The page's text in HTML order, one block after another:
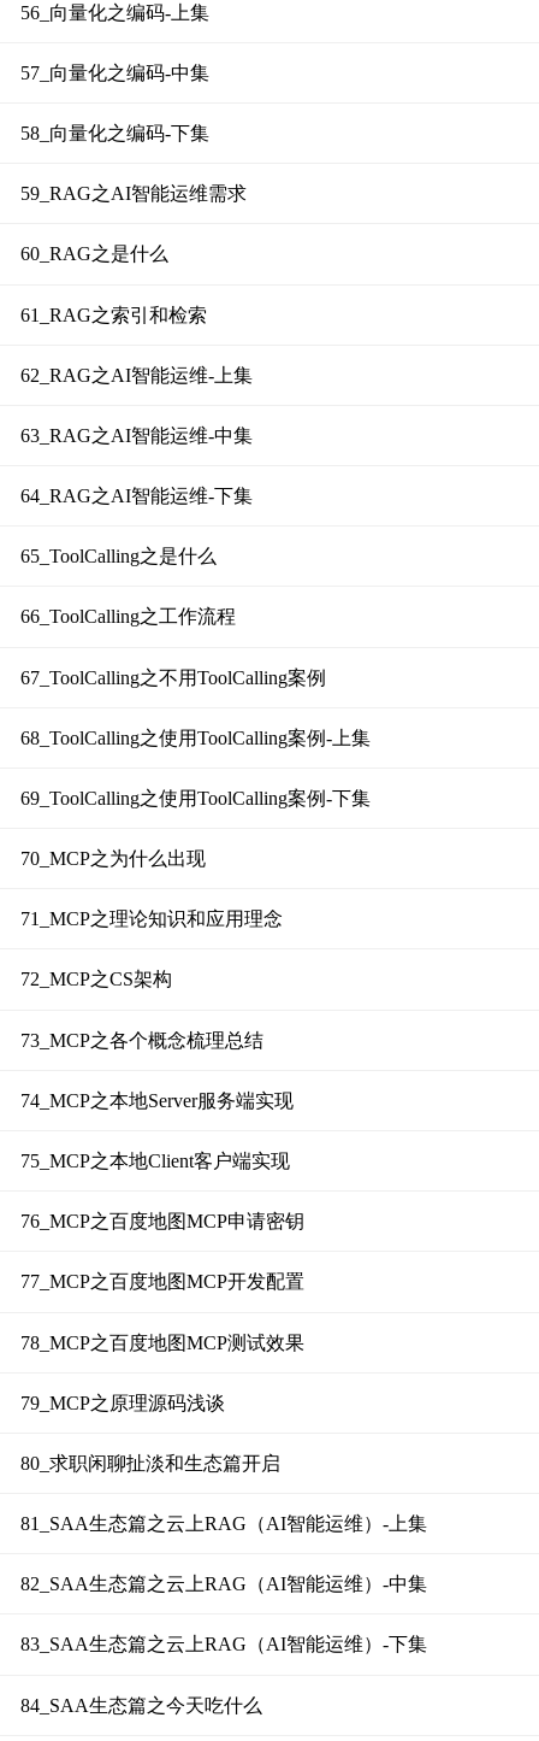
56_向量化之编码-上集
57_向量化之编码-中集
58_向量化之编码-下集
59_RAG之AI智能运维需求
60_RAG之是什么
61_RAG之索引和检索
62_RAG之AI智能运维-上集
63_RAG之AI智能运维-中集
64_RAG之AI智能运维-下集
65_ToolCalling之是什么
66_ToolCalling之工作流程
67_ToolCalling之不用ToolCalling案例
68_ToolCalling之使用ToolCalling案例-上集
69_ToolCalling之使用ToolCalling案例-下集
70_MCP之为什么出现
71_MCP之理论知识和应用理念
72_MCP之CS架构
73_MCP之各个概念梳理总结
74_MCP之本地Server服务端实现
75_MCP之本地Client客户端实现
76_MCP之百度地图MCP申请密钥
77_MCP之百度地图MCP开发配置
78_MCP之百度地图MCP测试效果
79_MCP之原理源码浅谈
80_求职闲聊扯淡和生态篇开启
81_SAA生态篇之云上RAG（AI智能运维）-上集
82_SAA生态篇之云上RAG（AI智能运维）-中集
83_SAA生态篇之云上RAG（AI智能运维）-下集
84_SAA生态篇之今天吃什么